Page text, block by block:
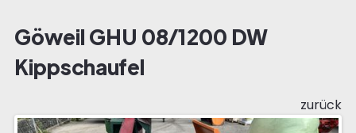
Göweil GHU 08/1200 DW
Kippschaufel
zurück